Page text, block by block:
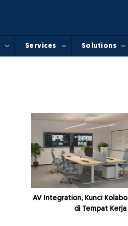
Services Solutions
AV Integration, Kunci
di Tempat Kerja